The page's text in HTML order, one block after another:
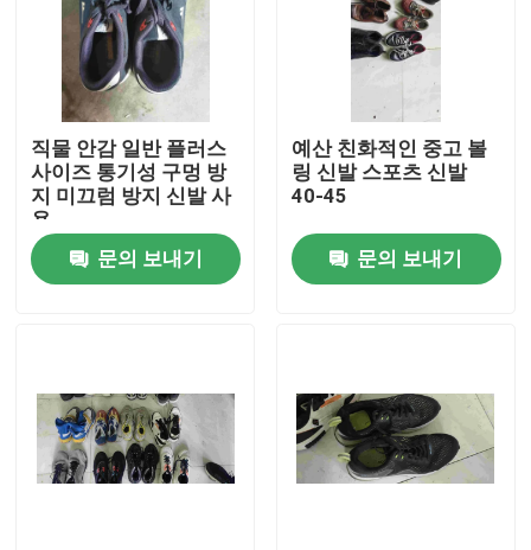
화면
직물 안감 일반 플러스
사이즈 통기성 구멍 방
지 미끄럼 방지 신발 사
용
문의 보내기
예산 친화적인 중고 볼
링 신발 스포츠 신발
40-45
문의 보내기